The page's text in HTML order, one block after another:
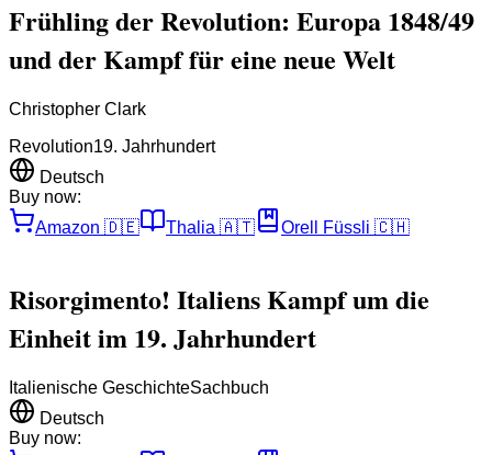
Frühling der Revolution: Europa 1848/49
und der Kampf für eine neue Welt
Christopher Clark
Revolution19. Jahrhundert
Deutsch
Buy now:
Amazon 🇩🇪 Thalia 🇦🇹 Orell Füssli 🇨🇭
Risorgimento! Italiens Kampf um die
Einheit im 19. Jahrhundert
Italienische GeschichteSachbuch
Deutsch
Buy now: